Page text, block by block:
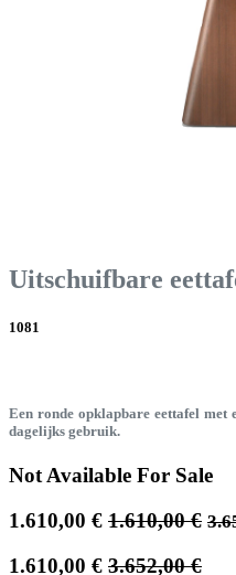
Uitschuifbare
1081
Een ronde opklapbare eettafel met
dagelijks gebruik.
Not Available For Sale
1.610,00 € 1.610,00€
1.610,00 € 3.652,00€